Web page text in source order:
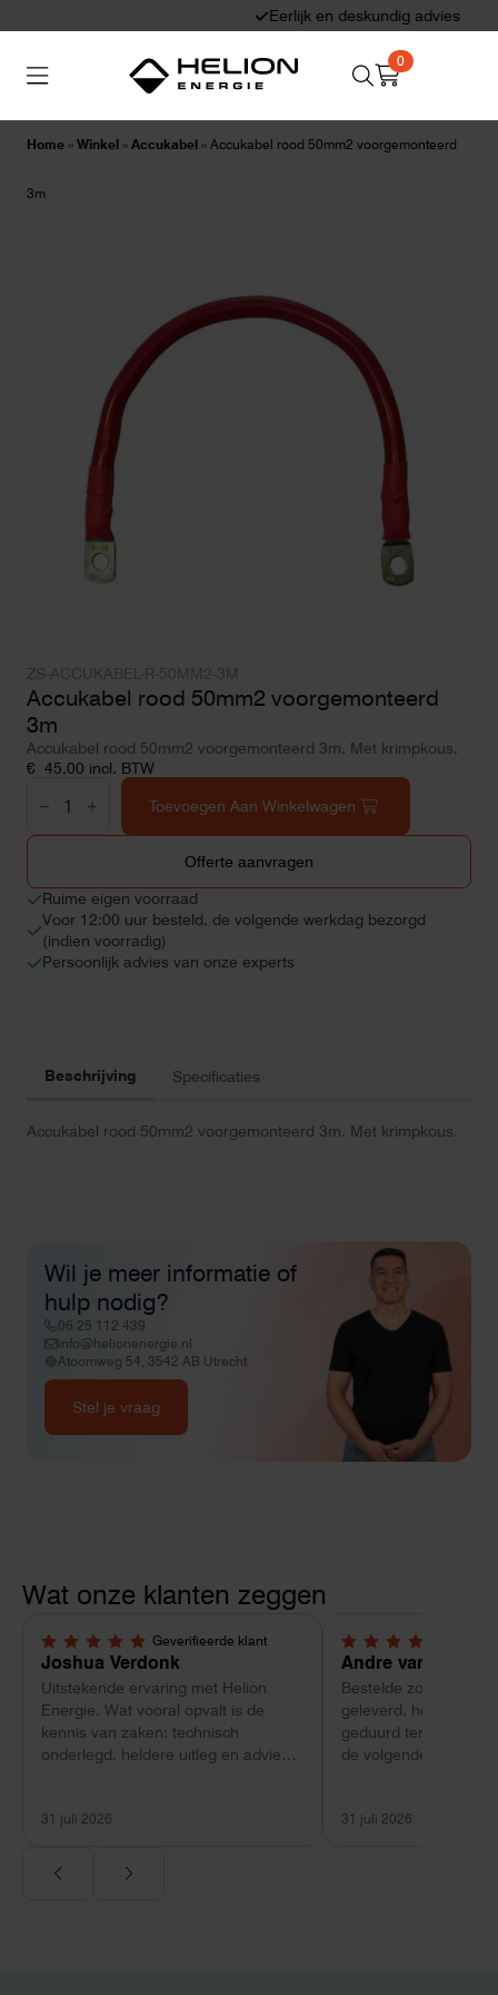
Eerlijk en deskundig advies
0
Home » Winkel » Accukabel » Accukabel rood 50mm2 voorgemonteerd
3m
Accukabel rood 50mm2 voorgemonteerd
3m
Accukabel rood 50mm2 voorgemonteerd 3m. Met krimpkous.
€ 45,00 incl. BTW
rood
50mm2
voorgemonteerd
Toevoegen Aan Winkelwagen
Offerte aanvragen
Ruime eigen voorraad
Voor 12:00 uur besteld, de volgende werkdag bezorgd
(indien voorradig)
Persoonlijk advies van onze experts
Beschrijving Specificaties
Accukabel rood 50mm2 voorgemonteerd 3m. Met krimpkous.
Wil je meer informatie of
hulp nodig?
06 25 112 439
info@helionenergie.nl
Atoomweg 54, 3542 AB Utrecht
Stel je vraag
Wat onze klanten zeggen
Geverifieerde klant
5,0 van 5 sterren
Joshua Verdonk
Uitstekende ervaring met Helion
Energie. Wat vooral opvalt is de
kennis van zaken: technisch
onderlegd, heldere uitleg en advies
Ook de nazorg is uitgebreid.
Voor ondernemers extra interessant:
31 juli 2026
4 van 5 sterren
Andre van
Bestelde
geleverd, heeft wel
geduurd terwijl bij
de volgende dag al
31 juli 2026
Thuisbatterijen Zonnepanelen